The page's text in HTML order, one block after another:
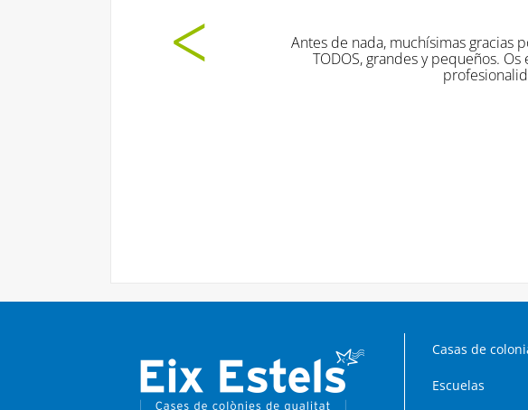
Antes de nada, muchísimas gracias por todo. Ayer fue un día
TODOS, grandes y pequeños. Os estoy muy agradecida por el
profesionalidad. Seguro segurísimo que
Casas de
Escuelas